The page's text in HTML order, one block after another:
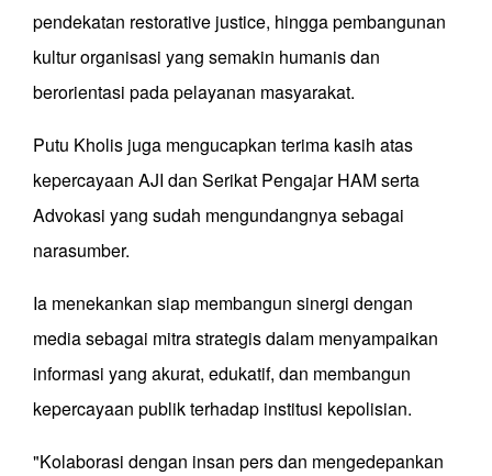
pendekatan restorative justice, hingga pembangunan
kultur organisasi yang semakin humanis dan
berorientasi pada pelayanan masyarakat.
Putu Kholis juga mengucapkan terima kasih atas
kepercayaan AJI dan Serikat Pengajar HAM serta
Advokasi yang sudah mengundangnya sebagai
narasumber.
Ia menekankan siap membangun sinergi dengan
media sebagai mitra strategis dalam menyampaikan
informasi yang akurat, edukatif, dan membangun
kepercayaan publik terhadap institusi kepolisian.
"Kolaborasi dengan insan pers dan mengedepankan